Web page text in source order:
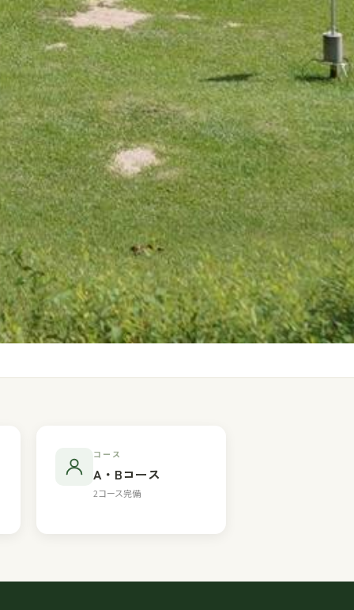
/ INFO
体験
光
ト情報
ス
の声
るご質問
コース
A・Bコース
2コース完備